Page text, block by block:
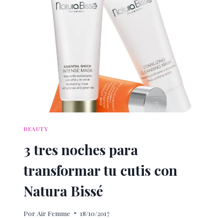
BEAUTY
3 tres noches para
transformar tu cutis con
Natura Bissé
Por Air Femme 18/10/2017